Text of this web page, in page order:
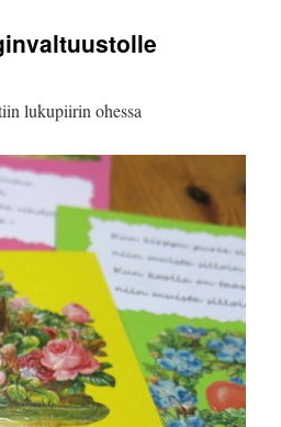
lukupiirin ohessa